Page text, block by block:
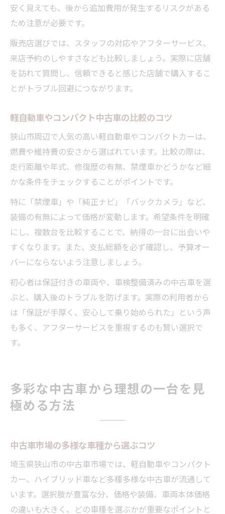
安く見えても、後から追加費用が発生するリスクがある
ため注意が必要です。
販売店選びでは、スタッフの対応やアフターサービス、
来店予約のしやすさなども比較しましょう。実際に店舗
を訪れて質問し、信頼できると感じた店舗で購入するこ
とがトラブル回避につながります。
軽自動車やコンパクト中古車の比較のコツ
狭山市周辺で人気の高い軽自動車やコンパクトカーは、
燃費や維持費の安さから選ばれています。比較の際は、
走行距離や年式、修復歴の有無、禁煙車かどうかなど細
かな条件をチェックすることがポイントです。
特に「禁煙車」や「純正ナビ」「バックカメラ」など、
装備の有無によって価格が変動します。希望条件を明確
にし、複数台を比較することで、納得の一台に出会いや
すくなります。また、支払総額を必ず確認し、予算オー
バーにならないよう注意しましょう。
初心者は保証付きの車両や、車検整備済みの中古車を選
ぶと、購入後のトラブルを防げます。実際の利用者から
は「保証が手厚く、安心して乗り始められた」という声
も多く、アフターサービスを重視するのも賢い選択で
す。
多彩な中古車から理想の一台を見
極める方法
中古車市場の多様な車種から選ぶコツ
埼玉県狭山市の中古車市場では、軽自動車やコンパクト
カー、ハイブリッド車など多種多様な中古車が流通して
います。選択肢が豊富な分、価格や装備、車両本体価格
の違いも大きく、どの車種を選ぶかが重要なポイントと